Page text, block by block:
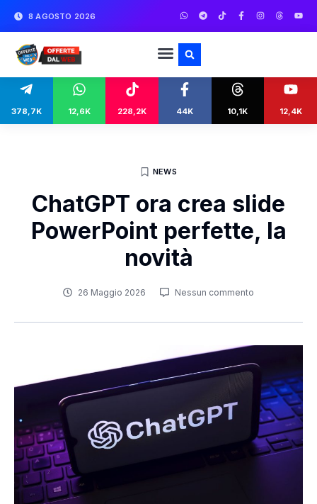
8 AGOSTO 2026
378,7K 12,6K 228,2K 44K 10,1K 12,4K
NEWS
ChatGPT ora crea slide
PowerPoint perfette, la
novità
26 Maggio 2026 Nessun commento